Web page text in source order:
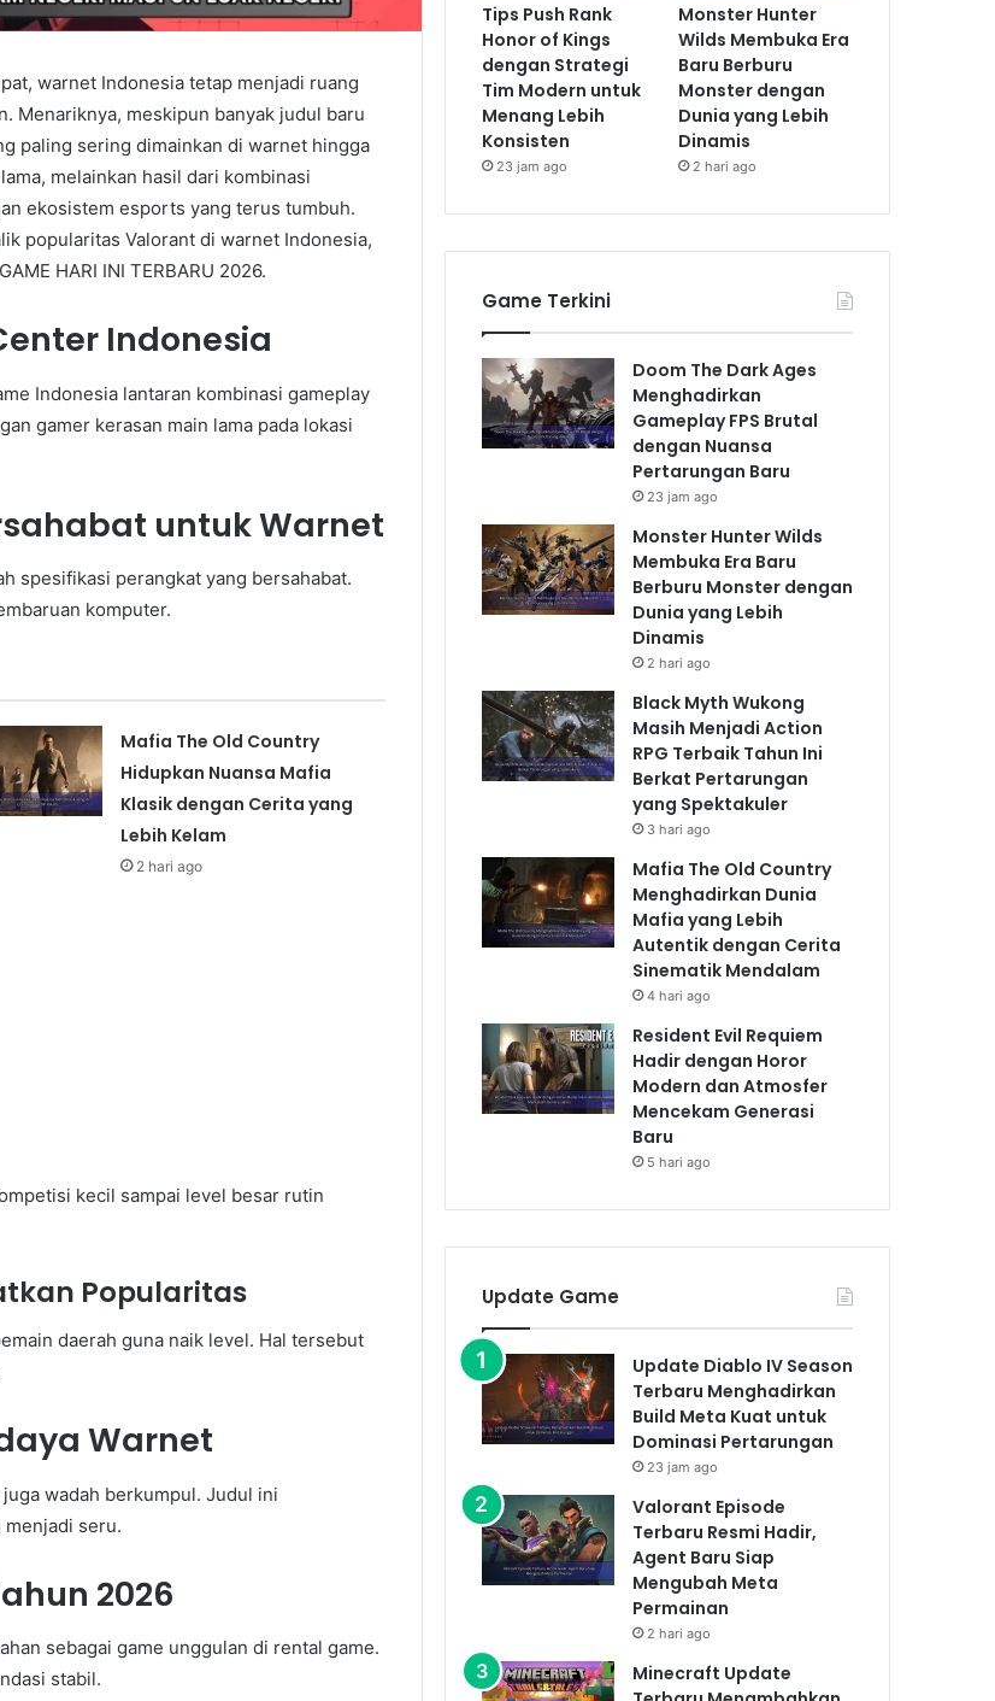
warnet Indonesia tetap menjadi ruang
Menariknya, meskipun banyak judul baru
paling sering dimainkan di warnet hingga
melainkan hasil dari kombinasi
ekosistem esports yang terus tumbuh.
popularitas Valorant di warnet Indonesia,
HARI INI TERBARU 2026.
Indonesia
Indonesia lantaran kombinasi gameplay
gamer kerasan main lama pada lokasi
untuk Warnet
spesifikasi perangkat yang bersahabat.
komputer.
Mafia The Old Country
Hidupkan Nuansa Mafia
Klasik dengan Cerita yang
Lebih Kelam
2 hari ago
kecil sampai level besar rutin
Popularitas
daerah guna naik level. Hal tersebut
Warnet
wadah berkumpul. Judul ini
menjadi seru.
2026
sebagai game unggulan di rental game.
stabil.
Tips Push Rank
Honor of Kings
dengan Strategi
Tim Modern untuk
Menang Lebih
Konsisten
23 jam ago
Monster Hunter
Wilds Membuka Era
Baru Berburu
Monster dengan
Dunia yang Lebih
Dinamis
2 hari ago
Game Terkini
Doom The Dark Ages
Menghadirkan
Gameplay FPS Brutal
dengan Nuansa
Pertarungan Baru
23 jam ago
Monster Hunter Wilds
Membuka Era Baru
Berburu Monster dengan
Dunia yang Lebih
Dinamis
2 hari ago
Black Myth Wukong
Masih Menjadi Action
RPG Terbaik Tahun Ini
Berkat Pertarungan
yang Spektakuler
3 hari ago
Mafia The Old Country
Menghadirkan Dunia
Mafia yang Lebih
Autentik dengan Cerita
Sinematik Mendalam
4 hari ago
Resident Evil Requiem
Hadir dengan Horor
Modern dan Atmosfer
Mencekam Generasi
Baru
5 hari ago
Update Game
Update Diablo IV Season
Terbaru Menghadirkan
Build Meta Kuat untuk
Dominasi Pertarungan
23 jam ago
Valorant Episode
Terbaru Resmi Hadir,
Agent Baru Siap
Mengubah Meta
Permainan
2 hari ago
Minecraft Update